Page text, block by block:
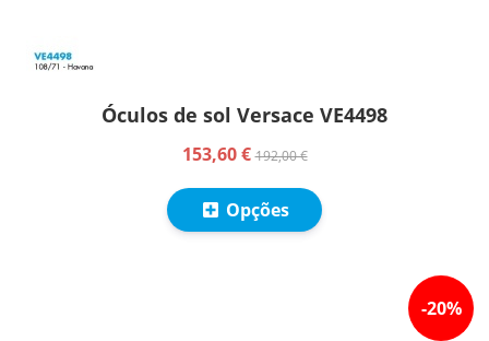
Óculos de sol Versace VE4498
153,60 €192,00 €
Opções
-20%